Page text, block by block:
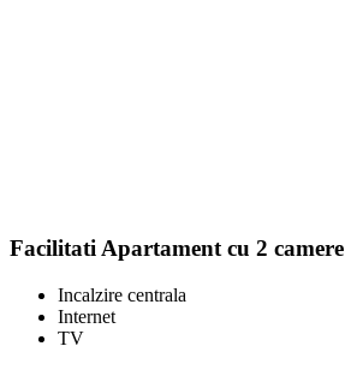
Facilitati Apartament cu 2 camere
Incalzire centrala
Internet
TV